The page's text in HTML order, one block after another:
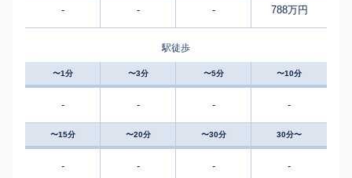
- - - 788万円
駅徒歩
〜1分 〜3分 〜5分 〜10分
- - - -
〜15分 〜20分 〜30分 30分〜
- - - -